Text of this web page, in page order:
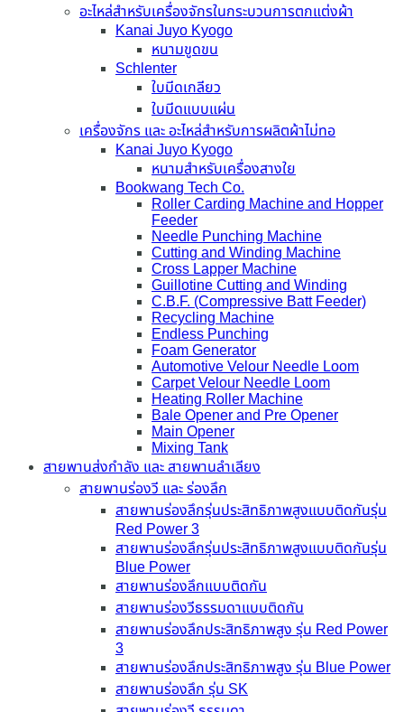
อะไหล่สำหรับเครื่องจักรในกระบวนการตกแต่งผ้า
Kanai Juyo Kyogo
หนามขูดขน
Schlenter
ใบมีดเกลียว
ใบมีดแบบแผ่น
เครื่องจักร และ อะไหล่สำหรับการผลิตผ้าไม่ทอ
Kanai Juyo Kyogo
หนามสำหรับเครื่องสางใย
Bookwang Tech Co.
Roller Carding Machine and Hopper
Feeder
Needle Punching Machine
Cutting and Winding Machine
Cross Lapper Machine
Guillotine Cutting and Winding
C.B.F. (Compressive Batt Feeder)
Recycling Machine
Endless Punching
Foam Generator
Automotive Velour Needle Loom
Carpet Velour Needle Loom
Heating Roller Machine
Bale Opener and Pre Opener
Main Opener
Mixing Tank
สายพานส่งกำลัง และ สายพานลำเลียง
สายพานร่องวี และ ร่องลึก
สายพานร่องลึกรุ่นประสิทธิภาพสูงแบบติดกันรุ่น
Red Power 3
สายพานร่องลึกรุ่นประสิทธิภาพสูงแบบติดกันรุ่น
Blue Power
สายพานร่องลึกแบบติดกัน
สายพานร่องวีธรรมดาแบบติดกัน
สายพานร่องลึกประสิทธิภาพสูง รุ่น Red Power
3
สายพานร่องลึกประสิทธิภาพสูง รุ่น Blue Power
สายพานร่องลึก รุ่น SK